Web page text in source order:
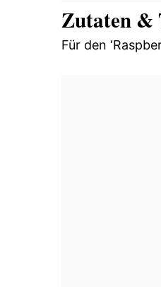
Zutaten &
Für den